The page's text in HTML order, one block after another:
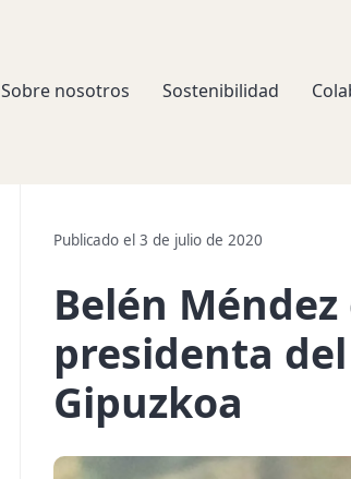
Sobre nosotros Sostenibilidad
Publicado el 3 de julio de 2020
Belén
presidenta
Gipuzkoa